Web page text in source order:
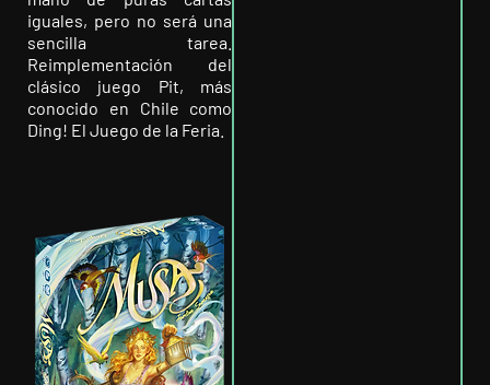
iguales, pero no será una
sencilla tarea.
Reimplementación del
clásico juego Pit, más
conocido en Chile como
Ding! El Juego de la Feria.